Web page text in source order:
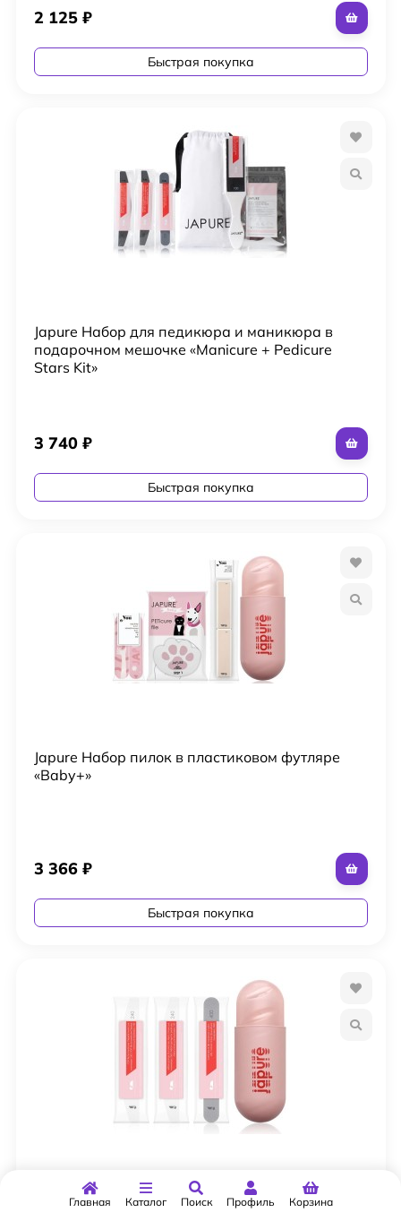
2 125 ₽
Быстрая покупка
Japure Набор для педикюра и маникюра в
подарочном мешочке «Manicure + Pedicure
Stars Kit»
3 740 ₽
Быстрая покупка
Japure Набор пилок в пластиковом футляре
«Baby+»
3 366 ₽
Быстрая покупка
Japure Набор пилок в пластиковом футляре
«Мульти-пилка +»
Главная Каталог Поиск Профиль Корзина